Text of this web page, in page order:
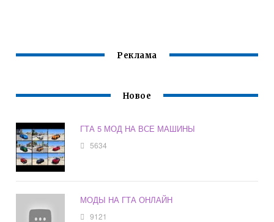
Реклама
Новое
ГТА 5 МОД НА ВСЕ МАШИНЫ
5634
МОДЫ НА ГТА ОНЛАЙН
9121